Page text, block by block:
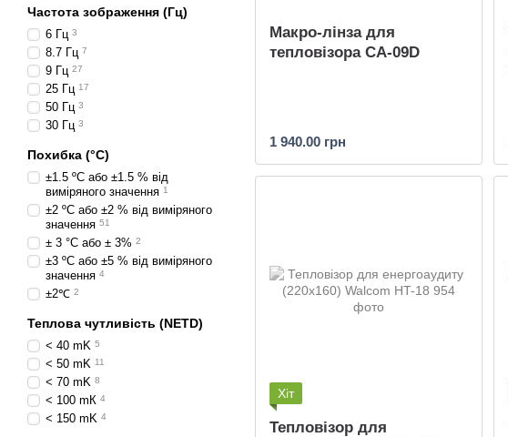
Макро-лінза для
тепловізора CA-09D
1 940.00 грн
Хіт
Тепловізор для
Частота зображення (Гц)
6 Гц 3
8.7 Гц 7
9 Гц 27
25 Гц 17
50 Гц 3
30 Гц 3
Похибка (°C)
±1.5 ºC або ±1.5 % від
виміряного значення 1
±2 ºC або ±2 % від виміряного
значення 51
± 3 °C або ± 3% 2
±3 ºC або ±5 % від виміряного
значення 4
±2℃ 2
Теплова чутливість (NETD)
< 40 mK 5
< 50 mK 11
< 70 mK 8
< 100 mК 4
< 150 mK 4